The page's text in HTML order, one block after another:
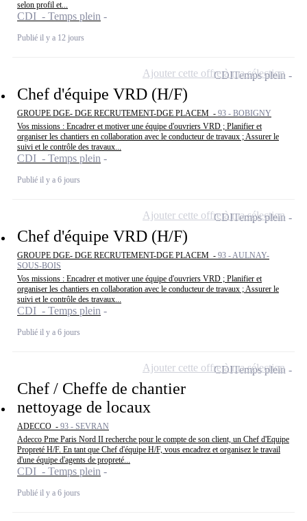
selon profil et...
CDI - Temps plein
Publié il y a 12 jours
Chef d'équipe VRD (H/F)
GROUPE DGE- DGE RECRUTEMENT-DGE PLACEM - 93 - BOBIGNY
Vos missions : Encadrer et motiver une équipe d'ouvriers VRD ; Planifier et
organiser les chantiers en collaboration avec le conducteur de travaux ; Assurer le
suivi et le contrôle des travaux...
CDI - Temps plein
Publié il y a 6 jours
CDITemps plein
Ajouter cette offre à ma sélection
Chef d'équipe VRD (H/F)
GROUPE DGE- DGE RECRUTEMENT-DGE PLACEM - 93 - AULNAY-
SOUS-BOIS
Vos missions : Encadrer et motiver une équipe d'ouvriers VRD ; Planifier et
organiser les chantiers en collaboration avec le conducteur de travaux ; Assurer le
suivi et le contrôle des travaux...
CDI - Temps plein
Publié il y a 6 jours
CDITemps plein
Ajouter cette offre à ma sélection
Chef / Cheffe de chantier
nettoyage de locaux
ADECCO - 93 - SEVRAN
Adecco Pme Paris Nord II recherche pour le compte de son client, un Chef d'Equipe
Propreté H/F. En tant que Chef d'équipe H/F, vous encadrez et organisez le travail
d'une équipe d'agents de propreté...
CDI - Temps plein
Publié il y a 6 jours
CDITemps plein
Ajouter cette offre à ma sélection